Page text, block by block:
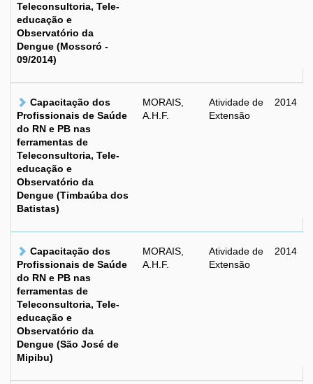
Teleconsultoria, Tele-
educação e
Observatório da
Dengue (Mossoró -
09/2014)
Capacitação dos
Profissionais de Saúde
do RN e PB nas
ferramentas de
Teleconsultoria, Tele-
educação e
Observatório da
Dengue (Timbaúba dos
Batistas)
MORAIS,
A.H.F.
Atividade de
Extensão
2014
Capacitação dos
Profissionais de Saúde
do RN e PB nas
ferramentas de
Teleconsultoria, Tele-
educação e
Observatório da
Dengue (São José de
Mipibu)
MORAIS,
A.H.F.
Atividade de
Extensão
2014